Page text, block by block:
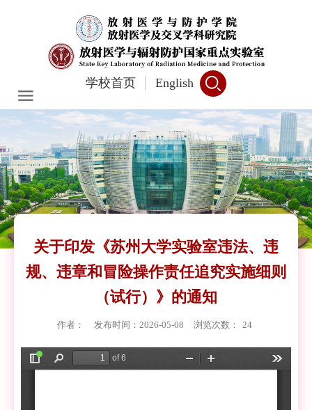
学校首页 English
关于印发《苏州大学实验室违法、违
规、违章和冒险操作责任追究实施细则
（试行）》的通知
作者： 发布时间：2026-05-08 浏览次数： 24